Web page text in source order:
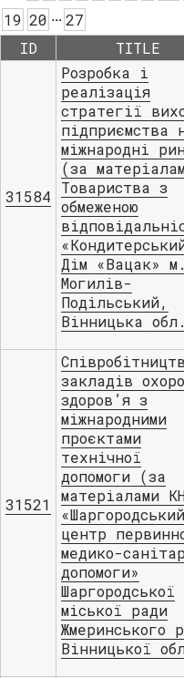
19 20 ... 27
ID
TITLE
31584
Розробка і
реалізація
стратегії
підприємства
міжнародні
(за
Товариства з
обмеженою
Дім «Вацак» м.
Могилів-
Подільський,
Вінницька
31521
закладів
здоров’я з
міжнародними
проєктами
технічної
допомоги (за
матеріалами
«Шаргородський
центр
медико-
допомоги»
Шаргородської
міської ради
Жмеринського
Вінницької